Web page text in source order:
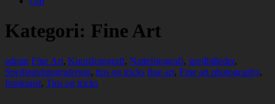
Kategori: Fine Art
admin Fine Art, Kunstfotografi, Nattefotografi, spejlbilleder,
Spejlingsfotografering, tips og tricks fine art, Fine art photography,
fotokunst, Tips og tricks